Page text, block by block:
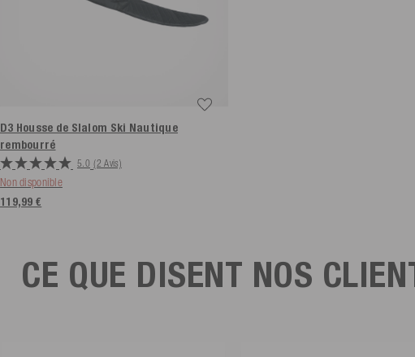
D3 Housse de Slalom Ski Nautique
rembourré
5.0 (2 Avis)
Non disponible
119,99 €
CE QUE DISENT NOS